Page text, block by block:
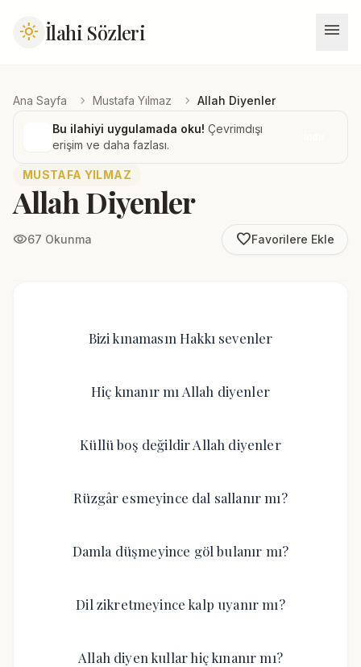
light_mode İlahi Sözleri menu
Ana Sayfa chevron_right Mustafa Yılmaz chevron_right Allah Diyenler
Bu ilahiyi uygulamada oku! Çevrimdışı
erişim ve daha fazlası.
MUSTAFA YILMAZ
Allah Diyenler
visibility67 Okunma favorite_borderFavorilere Ekle
Bizi kınamasın Hakkı sevenler
Hiç kınanır mı Allah diyenler
Küllü boş değildir Allah diyenler
Rüzgâr esmeyince dal sallanır mı?
Damla düşmeyince göl bulanır mı?
Dil zikretmeyince kalp uyanır mı?
Allah diyen kullar hiç kınanır mı?